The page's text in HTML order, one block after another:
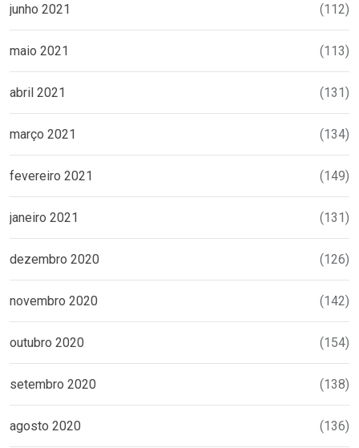
junho 2021 (112)
maio 2021 (113)
abril 2021 (131)
março 2021 (134)
fevereiro 2021 (149)
janeiro 2021 (131)
dezembro 2020 (126)
novembro 2020 (142)
outubro 2020 (154)
setembro 2020 (138)
agosto 2020 (136)